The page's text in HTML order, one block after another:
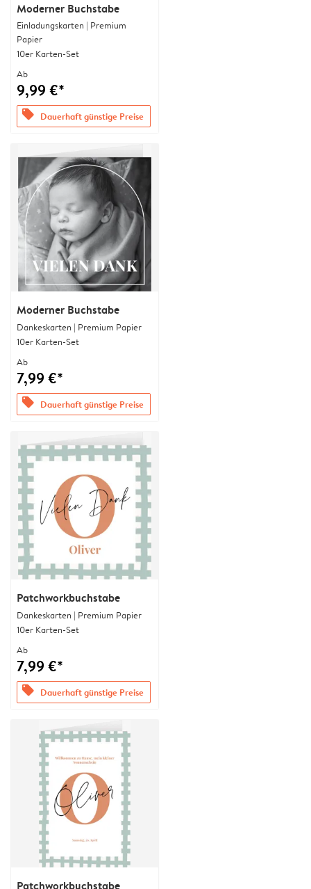
Moderner Buchstabe
Einladungskarten | Premium
Papier
10er Karten-Set
Ab
9,99 €*
offers Dauerhaft günstige Preise
Moderner Buchstabe
Dankeskarten | Premium Papier
10er Karten-Set
Ab
7,99 €*
offers Dauerhaft günstige Preise
Patchworkbuchstabe
Dankeskarten | Premium Papier
10er Karten-Set
Ab
7,99 €*
offers Dauerhaft günstige Preise
Patchworkbuchstabe